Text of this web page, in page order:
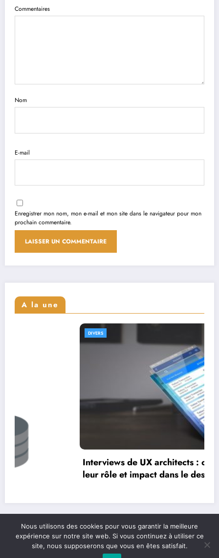
Commentaires
Nom
E-mail
Enregistrer mon nom, mon e-mail et mon site dans le navigateur pour mon
prochain commentaire.
A la une
Interviews de UX architects : comprendre
leur rôle et impact dans le design
Nous utilisons des cookies pour vous garantir la meilleure
expérience sur notre site web. Si vous continuez à utiliser ce
site, nous supposerons que vous en êtes satisfait.